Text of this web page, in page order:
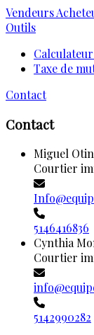
Vendeurs
Outils
Taxe de
Contact
Contact
Miguel
Courtier
5146416836
Cynthia
Courtier
5142990282